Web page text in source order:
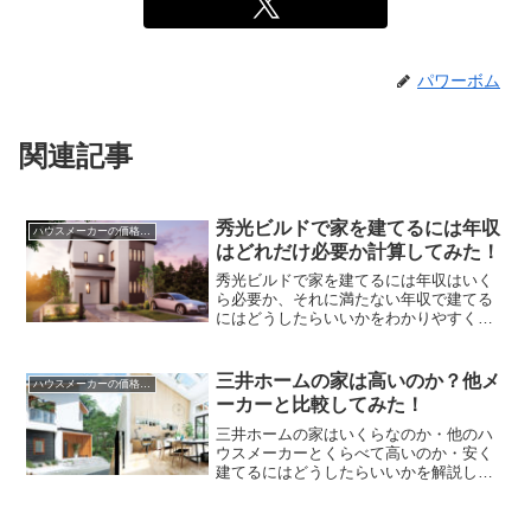
パワーボム
関連記事
ハウスメーカーの価格総額
秀光ビルドで家を建てるには年収
はどれだけ必要か計算してみた！
秀光ビルドで家を建てるには年収はいく
ら必要か、それに満たない年収で建てる
にはどうしたらいいかをわかりやすく解
ハウスメーカーの価格総額
三井ホームの家は高いのか？他メ
ーカーと比較してみた！
三井ホームの家はいくらなのか・他のハ
ウスメーカーとくらべて高いのか・安く
建てるにはどうしたらいいかを解説しま